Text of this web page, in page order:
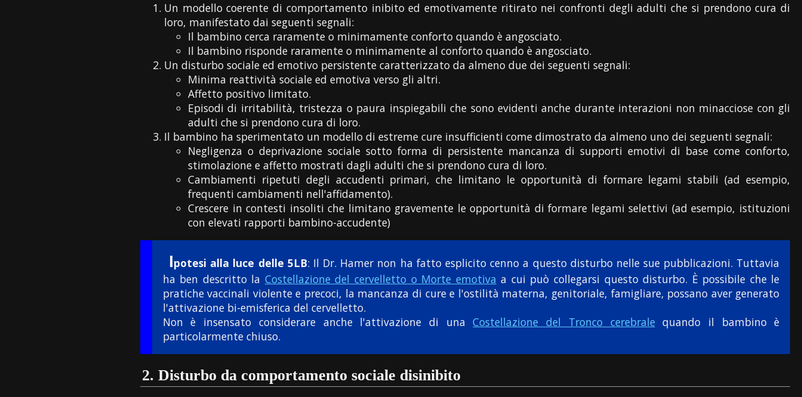
Un modello coerente di comportamento inibito ed emotivamente ritirato nei confronti degli adulti che si prendono cura di
loro, manifestato dai seguenti segnali:
Il bambino cerca raramente o minimamente conforto quando è angosciato.
Il bambino risponde raramente o minimamente al conforto quando è angosciato.
Un disturbo sociale ed emotivo persistente caratterizzato da almeno due dei seguenti segnali:
Minima reattività sociale ed emotiva verso gli altri.
Affetto positivo limitato.
Episodi di irritabilità, tristezza o paura inspiegabili che sono evidenti anche durante interazioni non minacciose con gli
adulti che si prendono cura di loro.
Il bambino ha sperimentato un modello di estreme cure insufficienti come dimostrato da almeno uno dei seguenti segnali:
Negligenza o deprivazione sociale sotto forma di persistente mancanza di supporti emotivi di base come conforto,
stimolazione e affetto mostrati dagli adulti che si prendono cura di loro.
Cambiamenti ripetuti degli accudenti primari, che limitano le opportunità di formare legami stabili (ad esempio,
frequenti cambiamenti nell'affidamento).
Crescere in contesti insoliti che limitano gravemente le opportunità di formare legami selettivi (ad esempio, istituzioni
con elevati rapporti bambino-accudente)
Ipotesi alla luce delle 5LB: Il Dr. Hamer non ha fatto esplicito cenno a questo disturbo nelle sue pubblicazioni. Tuttavia
ha ben descritto la Costellazione del cervelletto o Morte emotiva a cui può collegarsi questo disturbo. È possibile che le
pratiche vaccinali violente e precoci, la mancanza di cure e l'ostilità materna, genitoriale, famigliare, possano aver generato
l'attivazione bi-emisferica del cervelletto.
Non è insensato considerare anche l'attivazione di unaCostellazione del Tronco cerebrale quando il bambino è
particolarmente chiuso.
2.Disturbo da comportamento sociale disinibito